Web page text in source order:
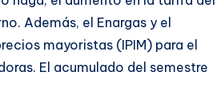
Además, el Enargas y el
mayoristas (IPIM) para el
El acumulado del semestre